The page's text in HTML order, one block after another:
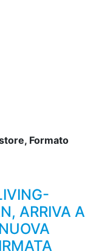
Formato
ARRIVA A